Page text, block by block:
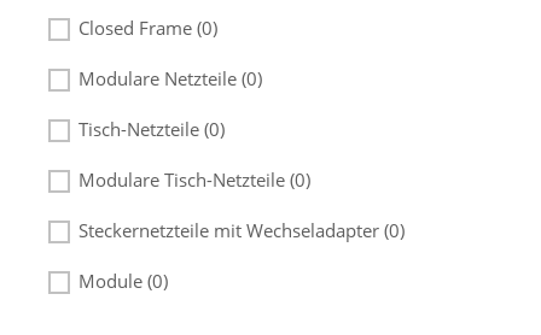
Closed Frame (0)
Modulare Netzteile (0)
Tisch-Netzteile (0)
Modulare Tisch-Netzteile (0)
Steckernetzteile mit Wechseladapter (0)
Module (0)